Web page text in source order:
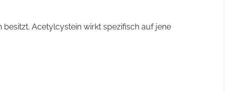
Acetylcystein wirkt spezifisch auf jene